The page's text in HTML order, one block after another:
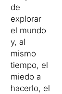
de
explorar
el mundo
y, al
mismo
tiempo, el
miedo a
hacerlo, el